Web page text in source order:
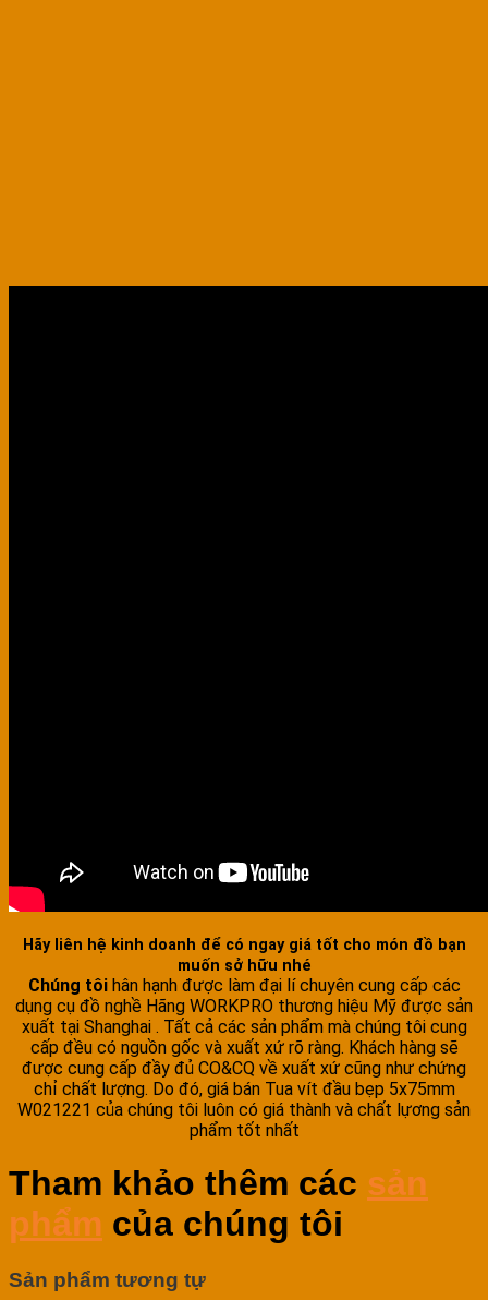
Hãy liên hệ kinh doanh để có ngay giá tốt cho món đồ bạn
muốn sở hữu nhé
Chúng tôi hân hạnh được làm đại lí chuyên cung cấp các
dụng cụ đồ nghề Hãng WORKPRO thương hiệu Mỹ được sản
xuất tại Shanghai . Tất cả các sản phẩm mà chúng tôi cung
cấp đều có nguồn gốc và xuất xứ rõ ràng. Khách hàng sẽ
được cung cấp đầy đủ CO&CQ về xuất xứ cũng như chứng
chỉ chất lượng. Do đó, giá bán Tua vít đầu bẹp 5x75mm
W021221 của chúng tôi luôn có giá thành và chất lựơng sản
phẩm tốt nhất
Tham khảo thêm các sản
phẩm của chúng tôi
Sản phẩm tương tự